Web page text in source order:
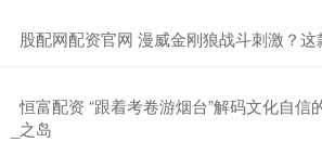
股配网配资官网 漫威金刚狼战斗刺激？
恒富配资 “跟着考卷游烟台”解码文化自信
_之岛